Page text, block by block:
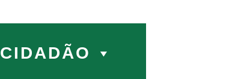
CIDADÃO